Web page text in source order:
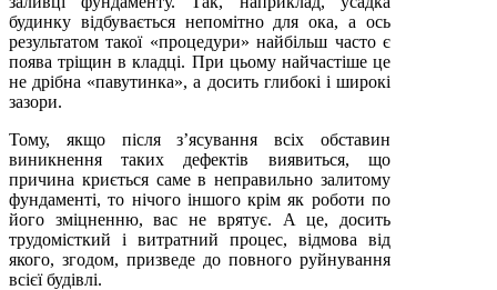
будинку відбувається непомітно для ока, а ось
результатом такої «процедури» найбільш часто є
поява тріщин в кладці. При цьому найчастіше це
не дрібна «павутинка», а досить глибокі і широкі
зазори.
Тому, якщо після з’ясування всіх обставин
виникнення таких дефектів виявиться, що
причина криється саме в неправильно залитому
фундаменті, то нічого іншого крім як роботи по
його зміцненню, вас не врятує. А це, досить
трудомісткий і витратний процес, відмова від
якого, згодом, призведе до повного руйнування
всієї будівлі.